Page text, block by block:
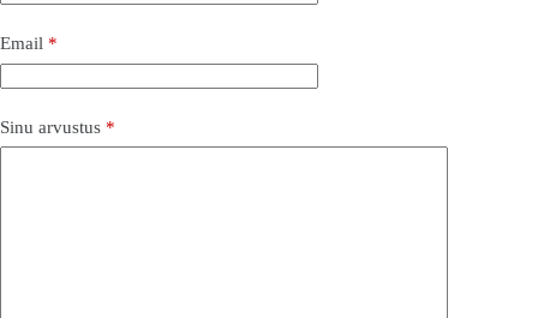
Email *
Sinu arvustus *